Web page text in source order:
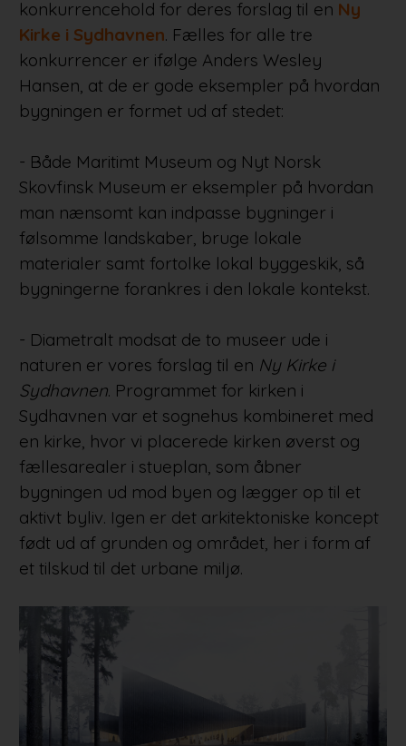
konkurrencehold for deres forslag til en Ny
Kirke i Sydhavnen. Fælles for alle tre
konkurrencer er ifølge Anders Wesley
Hansen, at de er gode eksempler på hvordan
bygningen er formet ud af stedet:
- Både Maritimt Museum og Nyt Norsk
Skovfinsk Museum er eksempler på hvordan
man nænsomt kan indpasse bygninger i
følsomme landskaber, bruge lokale
materialer samt fortolke lokal byggeskik, så
bygningerne forankres i den lokale kontekst.
- Diametralt modsat de to museer ude i
naturen er vores forslag til en Ny Kirke i
Sydhavnen. Programmet for kirken i
Sydhavnen var et sognehus kombineret med
en kirke, hvor vi placerede kirken øverst og
fællesarealer i stueplan, som åbner
bygningen ud mod byen og lægger op til et
aktivt byliv. Igen er det arkitektoniske koncept
født ud af grunden og området, her i form af
et tilskud til det urbane miljø.